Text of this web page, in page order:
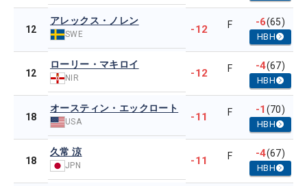
12
アレックス・ノレン
SWE -12 F -6(65)
HBH
12
ローリー・マキロイ
NIR -12 F -4(67)
HBH
18
オースティン・エックロート
USA -11 F -1(70)
HBH
18
久常 涼
JPN -11 F -4(67)
HBH